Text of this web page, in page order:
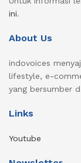
ini.
About Us
indovoices
lifestyle, e-
yang bersumber
Links
Youtube